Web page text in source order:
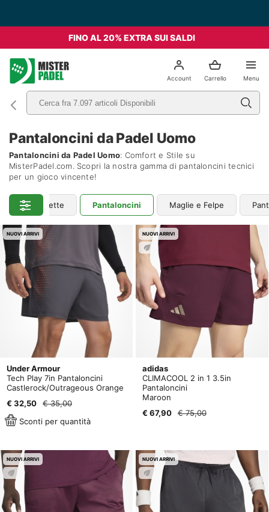
FINO AL 20% EXTRA SUI SALDI
Menu
Carrello
Account
Pantaloncini da Padel Uomo
Pantaloncini da Padel Uomo: Comfort e Stile su
MisterPadel.com. Scopri la nostra gamma di pantaloncini tecnici
per un gioco vincente!
Magliette Pantaloncini Maglie e Felpe
NUOVI ARRIVI
Under Armour
Tech Play 7in Pantaloncini
Castlerock/Outrageous Orange
€ 32,50
€ 35,00
Sconti per quantità
NUOVI ARRIVI
adidas
CLIMACOOL 2 in 1 3.5in
Pantaloncini
Maroon
€ 67,90
€ 75,00
NUOVI ARRIVI NUOVI ARRIVI